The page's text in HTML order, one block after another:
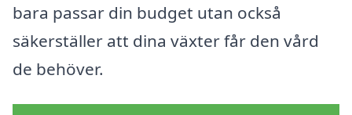
bara passar din budget utan också
säkerställer att dina växter får den vård
de behöver.